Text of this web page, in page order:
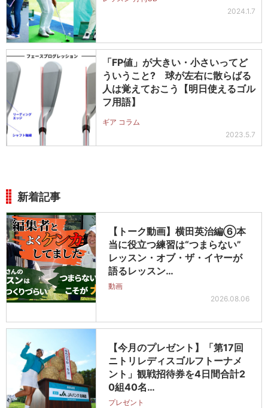
2024.1.7
「FP値」が大きい・小さいってど
ういうこと? 球が左右に散らばる
人は覚えておこう【明日使えるゴル
フ用語】
ギア コラム
2023.5.7
新着記事
【トーク動画】横田英治編⑥本
当に役立つ練習は“つまらない”
レッスン・オブ・ザ・イヤーが
語るレッスン…
動画
2026.08.06
【今月のプレゼント】「第17回
ニトリレディスゴルフトーナメ
ント」観戦招待券を4日間合計2
0組40名…
プレゼント